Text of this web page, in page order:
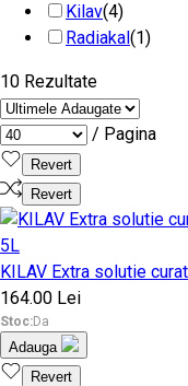
Kilav(4)
Radiakal(1)
10 Rezultate
/ Pagina
Revert
Revert
KILAV Extra solutie
164.00 Lei
Stoc:Da
Adauga
Revert